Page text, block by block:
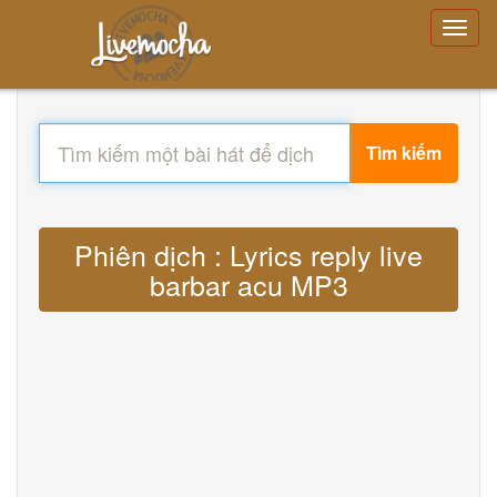
Tìm kiếm
Phiên dịch : Lyrics reply live
barbar acu MP3